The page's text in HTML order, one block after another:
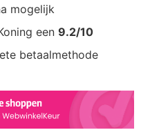
mogelijk
een9.2/10
betaalmethode